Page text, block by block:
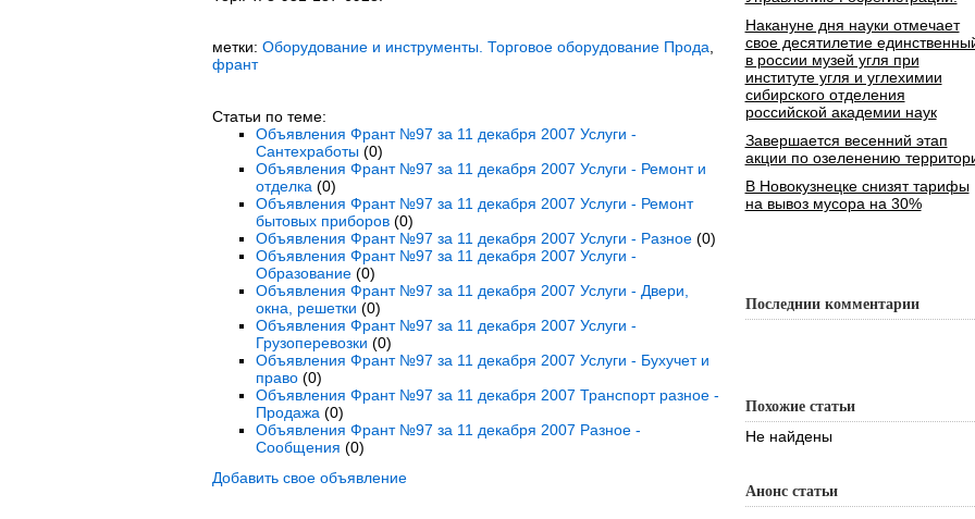
метки: Оборудование и инструменты. Торговое оборудование Прода
франт
Статьи по теме:
Объявления Франт №97 за 11 декабря 2007 Услуги -
Сантехработы(0)
Объявления Франт №97 за 11 декабря 2007 Услуги - Ремонт и
отделка (0)
Объявления Франт №97 за 11 декабря 2007 Услуги - Ремонт
бытовых приборов(0)
Объявления Франт №97 за 11 декабря 2007 Услуги - Разное(0)
Объявления Франт №97 за 11 декабря 2007 Услуги -
Образование(0)
Объявления Франт №97 за 11 декабря 2007 Услуги - Двери,
окна, решетки (0)
Объявления Франт №97 за 11 декабря 2007 Услуги -
Грузоперевозки (0)
Объявления Франт №97 за 11 декабря 2007 Услуги - Бухучет и
право(0)
Объявления Франт №97 за 11 декабря 2007 Транспорт разное -
Продажа (0)
Объявления Франт №97 за 11 декабря 2007 Разное -
Сообщения (0)
Добавить свое объявление
Накануне дня науки отмечает
свое десятилетие
в россии музей угля при
институте угля и углехимии
сибирского отделения
российской академии наук
Завершается весенний этап
акции по озеленению
В Новокузнецке снизят тарифы
на вывоз мусора на 30%
Последнии комментарии
Похожие статьи
Не найдены
Анонс статьи